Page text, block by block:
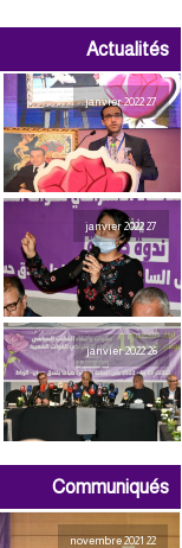
Actualités
27 janvier 2022
27 janvier 2022
26 janvier 2022
Communiqués
22 novembre 2021